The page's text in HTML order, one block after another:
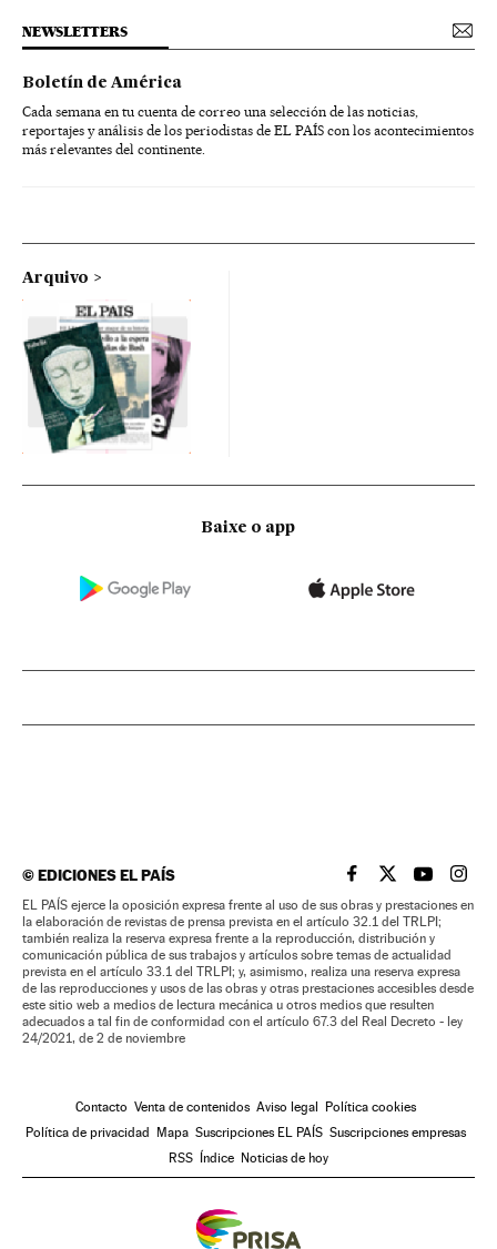
NEWSLETTERS
Boletín de América
Cada semana en tu cuenta de correo una selección de las noticias,
reportajes y análisis de los periodistas de EL PAÍS con los acontecimientos
más relevantes del continente.
Arquivo
Baixe o app
©EDICIONES EL PAÍS EL PAÍS BRASIL EN
EL PAÍSEL PAÍS
EL
EL PAÍS ejerce la oposición expresa frente al uso de sus obras y prestaciones en
la elaboración de revistas de prensa prevista en el artículo 32.1 del TRLPI;
también realiza la reserva expresa frente a la reproducción, distribución y
comunicación pública de sus trabajos y artículos sobre temas de actualidad
prevista en el artículo 33.1 del TRLPI; y, asimismo, realiza una reserva expresa
de las reproducciones y usos de las obras y otras prestaciones accesibles desde
este sitio web a medios de lectura mecánica u otros medios que resulten
adecuados a tal fin de conformidad con el artículo 67.3 del Real Decreto - ley
24/2021, de 2 de noviembre
Contacto Venta de contenidos Aviso legal
Política cookies
Política de privacidad
Mapa Suscripciones EL PAÍS Suscripciones empresas
RSS
Índice Noticias de hoy